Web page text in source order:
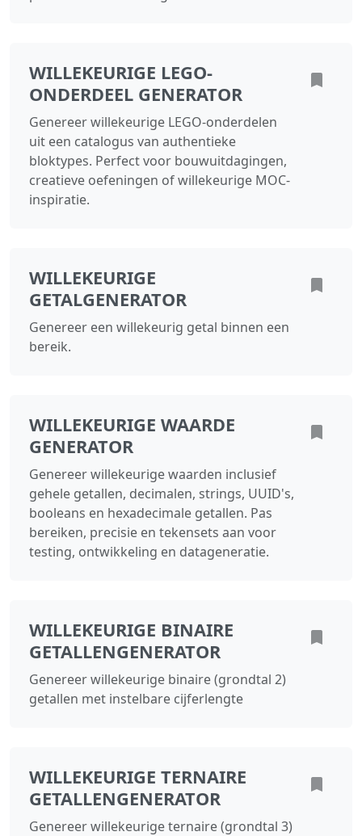
WILLEKEURIGE LEGO-
ONDERDEEL GENERATOR
Genereer willekeurige LEGO-onderdelen
uit een catalogus van authentieke
bloktypes. Perfect voor bouwuitdagingen,
creatieve oefeningen of willekeurige MOC-
inspiratie.
WILLEKEURIGE
GETALGENERATOR
Genereer een willekeurig getal binnen een
bereik.
WILLEKEURIGE WAARDE
GENERATOR
Genereer willekeurige waarden inclusief
gehele getallen, decimalen, strings, UUID's,
booleans en hexadecimale getallen. Pas
bereiken, precisie en tekensets aan voor
testing, ontwikkeling en datageneratie.
WILLEKEURIGE BINAIRE
GETALLENGENERATOR
Genereer willekeurige binaire (grondtal 2)
getallen met instelbare cijferlengte
WILLEKEURIGE TERNAIRE
GETALLENGENERATOR
Genereer willekeurige ternaire (grondtal 3)